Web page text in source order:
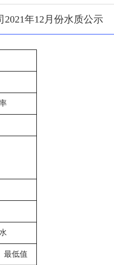
年12月份水质公示
最低值